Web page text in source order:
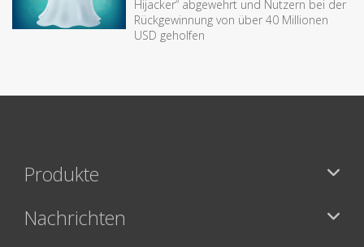
Hijacker“ abgewehrt und Nutzern bei der
Rückgewinnung von über 40 Millionen
USD geholfen
Produkte
Nachrichten